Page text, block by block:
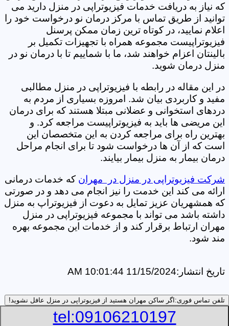
که نیاز به دریافت خدمات فیزیوتراپی در منزل دارید می
توانید از طریق تماس با مرکز درمان نو درخواست خود را
اعلام نمایید، در کوتاه ترین زمان ممکن پرسنل
فیزیوتراپیست مجموعه همراه با تجهیزات تکمیل بر
بالینتان اعزام خواهند شد، ما با شماییم تا با درمان نو در
منزل درمان شوید.
در این مقاله در رابطه با فیزیوتراپی در منزل مطالبی
مفید و کاربردی بیان شد. امروزه بسیاری از مردم به
دردهای استخوانی و عضلانی مبتلا هستند که برای درمان
این مریضی ها باید به فیزیوتراپیست مراجعه کرد. و
بهترین راه برای مراجعه کردن به این متخصصان این
است که از آن ها درخواست شود تا برای انجام مراحل
درمان بیمار به منزل بیمار بیایند.
شرکت فیزیوتراپی در منزل در مهران که خدمات درمانی
ارائه می کند این خدمت را نیز انجام می دهد و در صورتی
که همشهریان عزیز تمایل به دعوت از فیزیوتراپ به منزل
داشته باشد می تواند با مجموعه فیزیوتراپی در منزل
مهران ارتباط برقرار کند و از خدمات این مجموعه بهره
مند شود.
تاریخ انتشار:11/15/2024 10:01:44 AM
تلفن تماس فوری: اگر ساکن مهران هستید از فیزیوتراپی در منزل عافل نشوید!
tel:09106210197